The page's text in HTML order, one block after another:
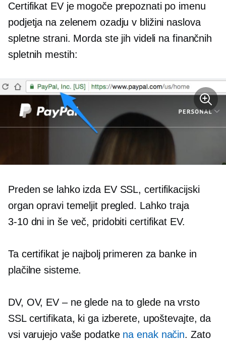
Certifikat EV je mogoče prepoznati po imenu
podjetja na zelenem ozadju v bližini naslova
spletne strani. Morda ste jih videli na finančnih
spletnih mestih:
Preden se lahko izda EV SSL, certifikacijski
organ opravi temeljit pregled. Lahko traja
3-10 dni in še več, pridobiti certifikat EV.
Ta certifikat je najbolj primeren za banke in
plačilne sisteme.
DV, OV, EV – ne glede na to glede na vrsto
SSL certifikata, ki ga izberete, upoštevajte, da
vsi varujejo vaše podatke na enak način. Zato